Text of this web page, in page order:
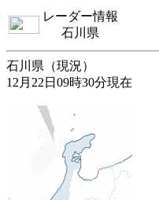
レーダー情報
石川県
石川県（現況）
12月22日09時30分現在